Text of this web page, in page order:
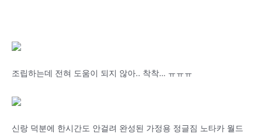
조립하는데 전혀 도움이 되지 않아.. 착착… ㅠㅠㅠ
신랑 덕분에 한시간도 안걸려 완성된 가정용 정글짐 노타카 월드